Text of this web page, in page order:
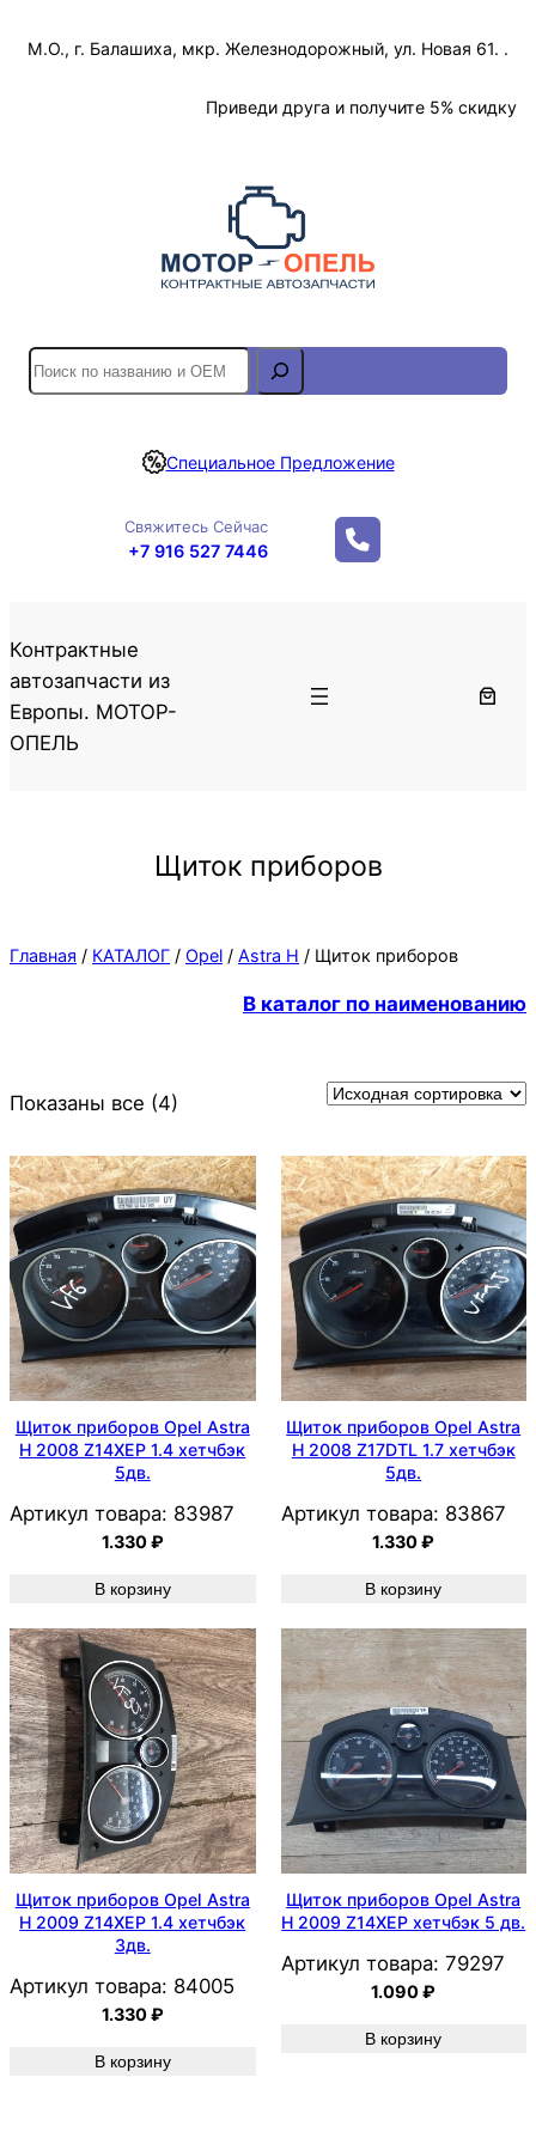
М.О., г. Балашиха, мкр. Железнодорожный, ул. Новая 61. .
Приведи друга и получите 5% скидку
S
e
r
Специальное Предложение
Свяжитесь Сейчас
+7 916 527 7446
Контрактные
автозапчасти из
Европы. МОТОР-
ОПЕЛЬ
Щиток приборов
Главная / КАТАЛОГ / Opel / Astra H / Щиток приборов
В каталог по наименованию
Показаны все (4)
Щиток приборов Opel Astra
H 2008 Z14XEP 1.4 хетчбэк
5дв.
Артикул товара: 83987
1.330₽
В корзину
Щиток приборов Opel Astra
H 2008 Z17DTL 1.7 хетчбэк
5дв.
Артикул товара: 83867
1.330₽
В корзину
Щиток приборов Opel Astra
H 2009 Z14XEP 1.4 хетчбэк
3дв.
Артикул товара: 84005
1.330₽
В корзину
Щиток приборов Opel Astra
H 2009 Z14XEP хетчбэк 5 дв.
Артикул товара: 79297
1.090₽
В корзину